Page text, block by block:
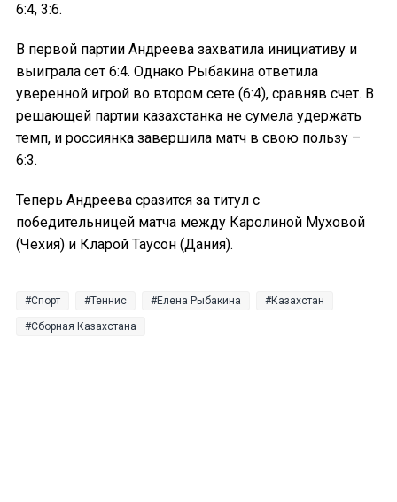
6:4, 3:6.
В первой партии Андреева захватила инициативу и
выиграла сет 6:4. Однако Рыбакина ответила
уверенной игрой во втором сете (6:4), сравняв счет. В
решающей партии казахстанка не сумела удержать
темп, и россиянка завершила матч в свою пользу –
6:3.
Теперь Андреева сразится за титул с
победительницей матча между Каролиной Муховой
(Чехия) и Кларой Таусон (Дания).
Спорт Теннис Елена Рыбакина Казахстан
Сборная Казахстана